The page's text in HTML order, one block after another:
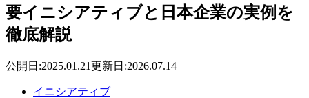
要イニシアティブと日本企業の実例を
徹底解説
公開日:2025.01.21更新日:2026.07.14
イニシアティブ